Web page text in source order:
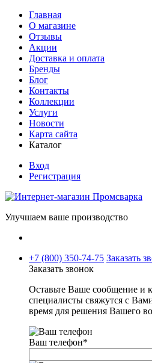
Главная
О магазине
Отзывы
Акции
Доставка и оплата
Бренды
Блог
Контакты
Коллекции
Услуги
Новости
Карта сайта
Каталог
Вход
Регистрация
Улучшаем ваше производство
+7 (800) 350-74-75 Заказать
Заказать звонок
Оставьте Ваше сообщение и
специалисты свяжутся с
время для решения Вашего
Ваш телефон*